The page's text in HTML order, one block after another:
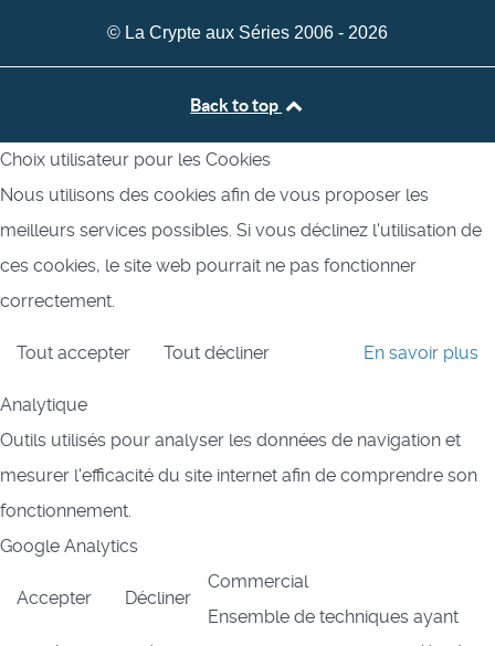
© La Crypte aux Séries 2006 - 2026
Back to top
Choix utilisateur pour les Cookies
Nous utilisons des cookies afin de vous proposer les
meilleurs services possibles. Si vous déclinez l'utilisation de
ces cookies, le site web pourrait ne pas fonctionner
correctement.
Tout accepter Tout décliner En savoir plus
Analytique
Outils utilisés pour analyser les données de navigation et
mesurer l'efficacité du site internet afin de comprendre son
fonctionnement.
Google Analytics
Accepter Décliner
Commercial
Ensemble de techniques ayant